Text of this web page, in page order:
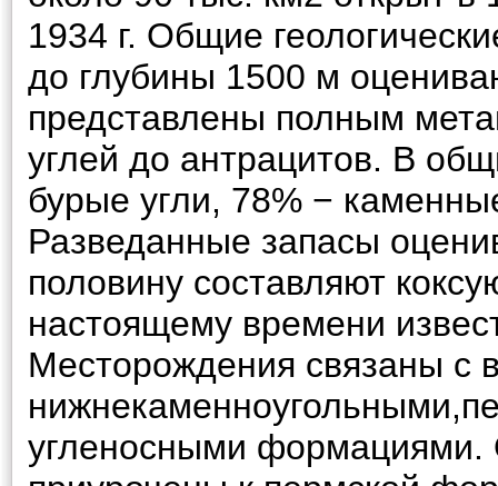
1934 г. Общие
до глубины 1500 м
представлены полным
углей до антрацитов. В
бурые угли, 78% −
Разведанные запасы
половину составляют
настоящему времени
Месторождения связаны с
угленосными